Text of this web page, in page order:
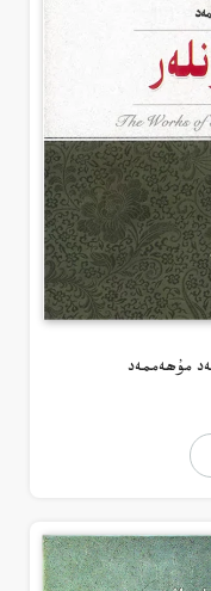
مۇھەممەد